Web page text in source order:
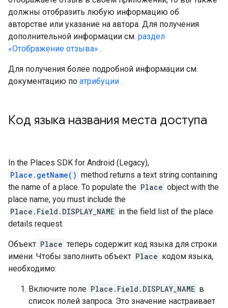
должны отобразить любую информацию об
авторстве или указание на автора. Для получения
дополнительной информации см. раздел
«Отображение отзыва» .
Для получения более подробной информации см.
документацию по атрибуции .
Код языка названия места доступа
In the Places SDK for Android (Legacy),
Place.getName() method returns a text string containing
the name of a place. To populate the Place object with the
place name, you must include the
Place.Field.DISPLAY_NAME in the field list of the place
details request.
Объект Place теперь содержит код языка для строки
имени. Чтобы заполнить объект Place кодом языка,
необходимо:
Включите поле Place.Field.DISPLAY_NAME в
список полей запроса. Это значение настраивает